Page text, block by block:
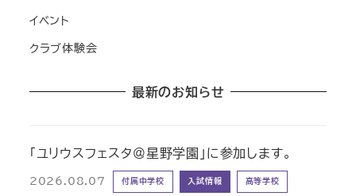
イベント
クラブ体験会
最新のお知らせ
「ユリウスフェスタ＠星野学園」に参加します。
2026.08.07 付属中学校 入試情報 高等学校